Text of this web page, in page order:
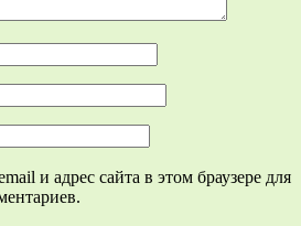
и адрес сайта в этом браузере для